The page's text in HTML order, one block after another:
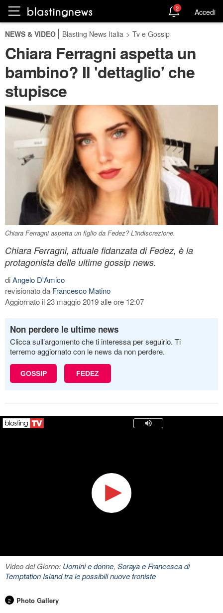
2 Accedi
NEWS & VIDEO Blasting News Italia > Tv e Gossip
Chiara Ferragni aspetta un
bambino? Il 'dettaglio' che
stupisce
Chiara Ferragni aspetta un figlio da Fedez? L'indiscrezione.
Chiara Ferragni, attuale fidanzata di Fedez, è la
protagonista delle ultime gossip news.
diAngelo D'Amico
revisionato da Francesco Matino
Aggiornato il 23 maggio 2019 alle ore 12:07
Non perdere le ultime news
Clicca sull’argomento che ti interessa per seguirlo. Ti
terremo aggiornato con le news da non perdere.
GOSSIP FEDEZ
Video del Giorno: Uomini e donne, Soraya e Francesca di
Temptation Island tra le possibili nuove troniste
2 Photo Gallery